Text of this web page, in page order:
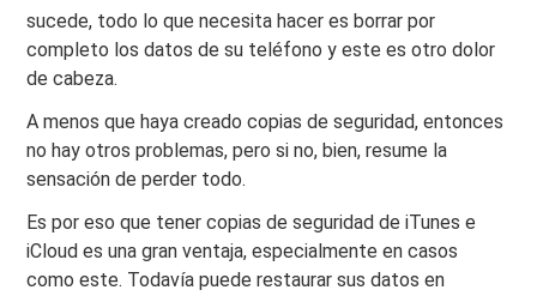
sucede, todo lo que necesita hacer es borrar por
completo los datos de su teléfono y este es otro dolor
de cabeza.
A menos que haya creado copias de seguridad, entonces
no hay otros problemas, pero si no, bien, resume la
sensación de perder todo.
Es por eso que tener copias de seguridad de iTunes e
iCloud es una gran ventaja, especialmente en casos
como este. Todavía puede restaurar sus datos en